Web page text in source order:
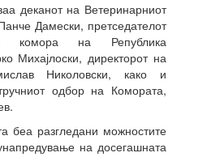
деканот на Ветеринарниот
Дамески, претседателот
комора на Република
Михајлоски, директорот на
Николовски, како и
одбор на Комората,
беа разгледани можностите
на досегашната